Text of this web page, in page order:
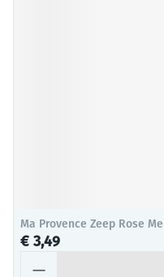
Ma Provence Zeep Rose
€ 3,49